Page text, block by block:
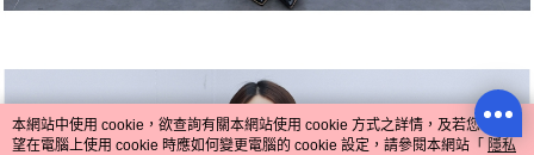
本網站中使用 cookie，欲查詢有關本網站使用 cookie 方式之詳情，及若您不希
望在電腦上使用 cookie 時應如何變更電腦的 cookie 設定，請參閱本網站「 隱私